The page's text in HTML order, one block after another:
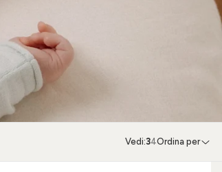
Vedi:34Ordina per